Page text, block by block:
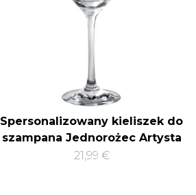
Spersonalizowany kieliszek do
szampana Jednorożec Artysta
21,99 €